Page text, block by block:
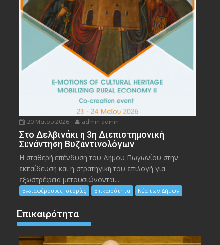
20 Μαΐου 2026 admin admin
Στο Δελβινάκι η 3η Διεπιστημονική
Συνάντηση Βυζαντινολόγων
Η σταθερή επένδυση του Δήμου Πωγωνίου στην
εκπαίδευση και η στρατηγική του επιλογή για
εξωστρέφεια μετουσιώνονται...
Ενδιαφέρουσες Ιστορίες Επικαιρότητα Νέα των Δήμων
Επικαιρότητα